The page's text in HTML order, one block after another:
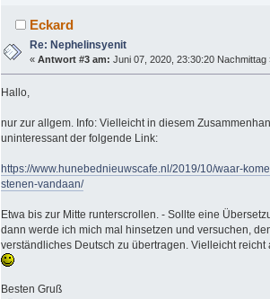
Eckard
Re: Nephelinsyenit
«Antwort #3 am: Juni 07, 2020, 23:30:20 Nachmittag
Hallo,
nur zur allgem. Info: Vielleicht in diesem
uninteressant der folgende Link:
https://www.hunebednieuwscafe.nl/2019/10/waar-
stenen-vandaan/
Etwa bis zur Mitte runterscrollen. - Sollte eine
dann werde ich mich mal hinsetzen und versuchen,
verständliches Deutsch zu übertragen. Vielleicht reicht
Besten Gruß